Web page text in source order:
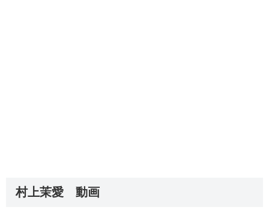
村上茉愛 動画